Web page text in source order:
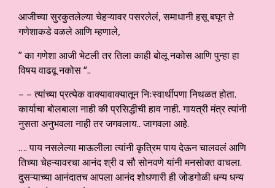
आजीच्या सुरकुतलेल्या चेहऱ्यावर पसरलेलं, समाधानी हसू बघून ते
गणेशाकडे वळले आणि म्हणाले,
” का गणेशा आजी भेटली तर तिला काही बोलू नकोस आणि पुन्हा हा
विषय वाढवू नकोस “..
– – त्यांच्या प्रत्येक वाक्यावाक्यातून निःस्वार्थीपणा निथळत होता.
कार्याचा बोलबाला नाही की प्रसिद्धीची हाव नाही. गायत्री मंत्र त्यांनी
नुसता अनुभवला नाही तर जगवलाय.. जागवला आहे.
…. पाय नसलेल्या माऊलीला त्यांनी कृत्रिम पाय देऊन चालवलं आणि
तिच्या चेहऱ्यावरचा आनंद श्री व सौ सोनवणे यांनी मनसोक्त वाचला.
दुसऱ्याच्या आनंदातच आपला आनंद शोधणारी ही जोडगोळी धन्य धन्य